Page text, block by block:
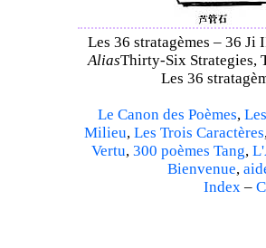
Les 36 stratagèmes – 36
AliasThirty-Six Strategies,
Les 36
Le Canon des Poèmes,
Milieu, Les Trois Caractères
Vertu, 300 poèmes Tang,
Bienvenue,
Index–